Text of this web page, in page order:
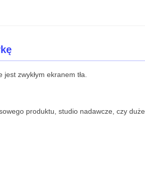
zwykłym ekranem tła.
produktu, studio nadawcze, czy duże